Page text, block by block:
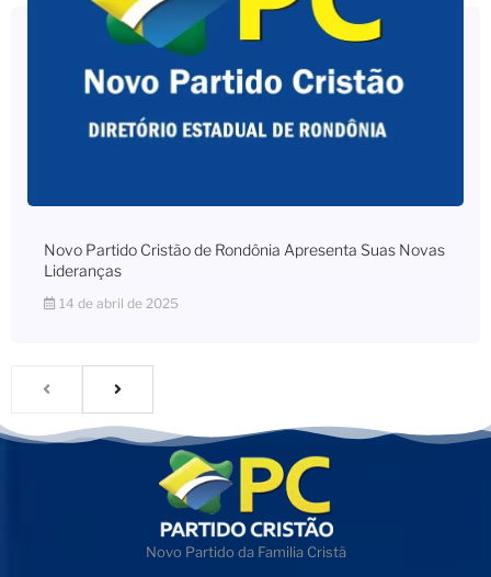
Novo Partido Cristão de Rondônia Apresenta Suas Novas
Lideranças
14 de abril de 2025
Novo Partido da Familia Cristã